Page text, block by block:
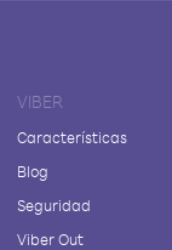
VIBER
Características
Blog
Seguridad
Viber Out